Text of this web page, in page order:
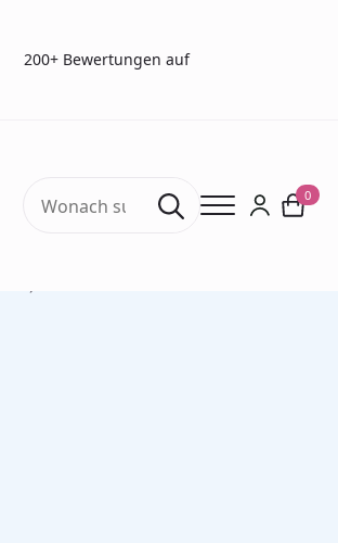
200+ Bewertungen auf
Search
for:
0